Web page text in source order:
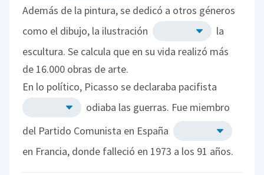
Además de la pintura, se dedicó a otros géneros
como el dibujo, la ilustración
la
escultura. Se calcula que en su vida realizó más
de 16.000 obras de arte.
En lo político, Picasso se declaraba pacifista
odiaba las guerras. Fue miembro
del Partido Comunista en España
en Francia, donde falleció en 1973 a los 91 años.